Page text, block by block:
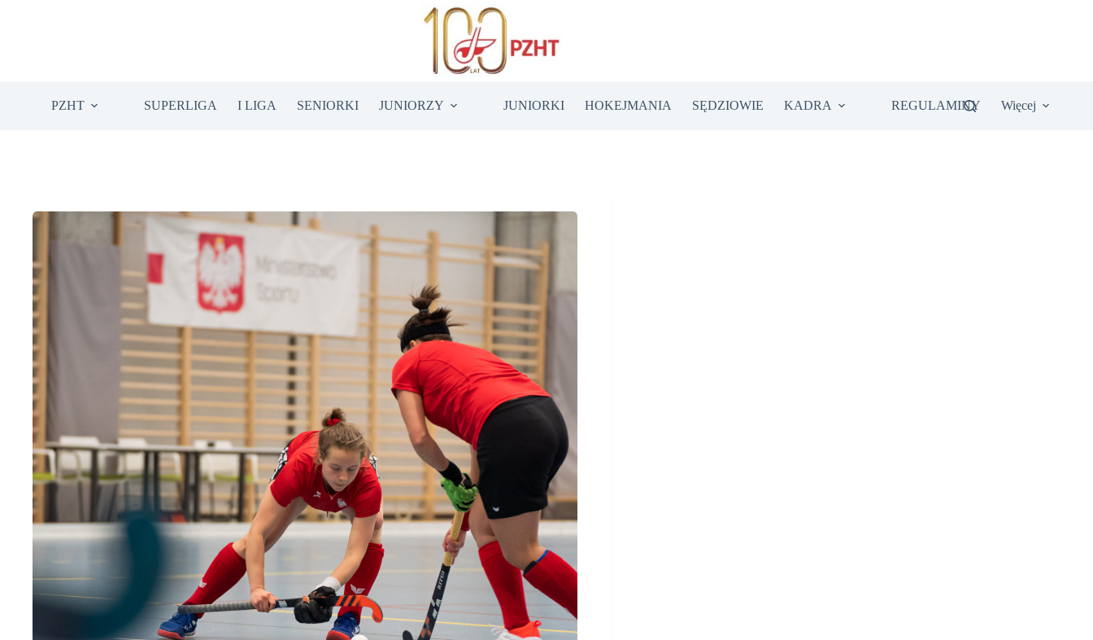
PZHT SUPERLIGA I LIGA SENIORKI JUNIORZY JUNIORKI HOKEJMANIA SĘDZIOWIE KADRA REGULAMINY Więcej